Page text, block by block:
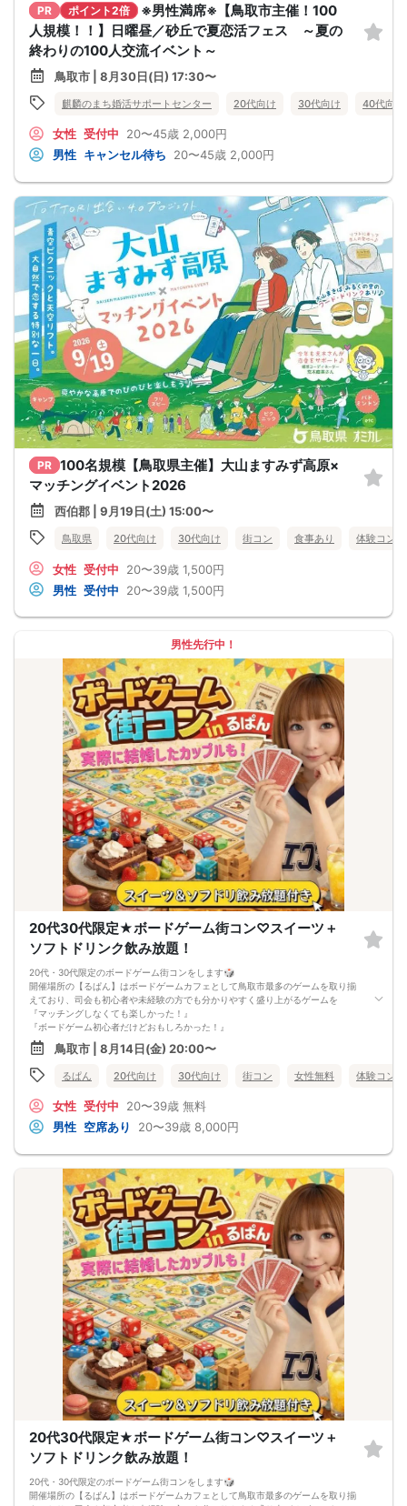
PR ポイント2倍
※男性満席※【鳥取市主催！100
人規模！！】日曜昼／砂丘で夏恋活フェス ～夏の
終わりの100人交流イベント～
鳥取市 | 8月30日(日) 17:30〜
麒麟のまち婚活サポートセンター 20代向け 30代向け 40代向け
女性 受付中 20〜45歳 2,000円
男性 キャンセル待ち 20〜45歳 2,000円
PR 100名規模【鳥取県主催】大山ますみず高原×
マッチングイベント2026
西伯郡 | 9月19日(土) 15:00〜
鳥取県 20代向け 30代向け 街コン 食事あり 体験コン
女性 受付中 20〜39歳 1,500円
男性 受付中 20〜39歳 1,500円
男性先行中！
20代30代限定★ボードゲーム街コン♡スイーツ＋
ソフトドリンク飲み放題！
20代・30代限定のボードゲーム街コンをします🎲
開催場所の【るぱん】はボードゲームカフェとして鳥取市最多のゲームを取り揃
えており、司会も初心者や未経験の方でも分かりやすく盛り上がるゲームを
『マッチングしなくても楽しかった！』
『ボードゲーム初心者だけどおもしろかった！』
『初めての街コンだったけど楽しめました！』
と言っていただけました🙌🏻
鳥取で出会いを求めてる方はぜひ参加してみてください🌟
ほとんど会話できずに退屈な時間を過ごすような街コンには絶対にしません！！
女性：500円
お会計は当日、現金・クレジットカード・PayPayなどの電子マネーにて承りま
す。
最少遂行人数：男女とも2人以上参加で確定。
中止判断タイミング：前日の18時。メールでお知らせします。
鳥取市 | 8月14日(金) 20:00〜
るぱん 20代向け 30代向け 街コン 女性無料 体験コン
女性 受付中 20〜39歳 無料
男性 空席あり 20〜39歳 8,000円
20代30代限定★ボードゲーム街コン♡スイーツ＋
ソフトドリンク飲み放題！
20代・30代限定のボードゲーム街コンをします🎲
開催場所の【るぱん】はボードゲームカフェとして鳥取市最多のゲームを取り揃